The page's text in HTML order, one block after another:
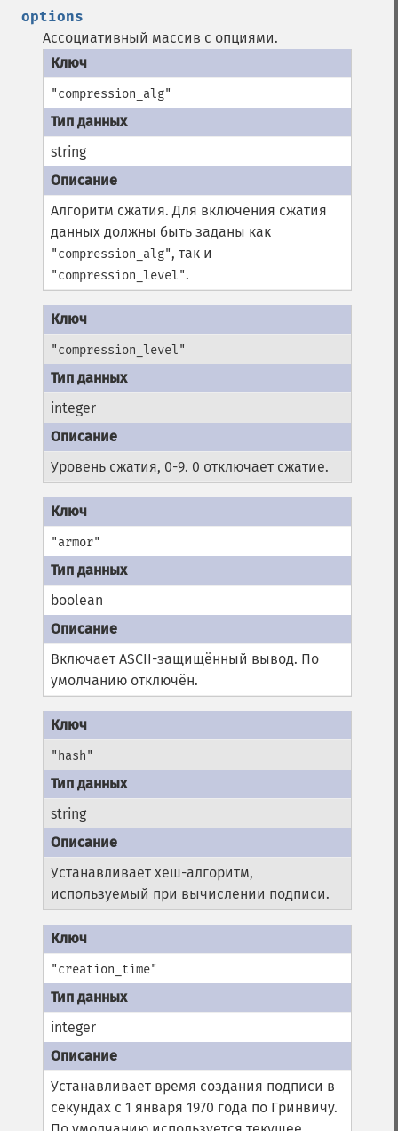
options
Ассоциативный массив с опциями.
"compression_alg"
string
Алгоритм сжатия. Для включения сжатия
данных должны быть заданы как
"compression_alg", так и
"compression_level".
"compression_level"
integer
Уровень сжатия, 0-9. 0 отключает сжатие.
"armor"
boolean
Включает ASCII-защищённый вывод. По
умолчанию отключён.
"hash"
string
Устанавливает хеш-алгоритм,
используемый при вычислении подписи.
"creation_time"
integer
Устанавливает время создания подписи в
секундах с 1 января 1970 года по Гринвичу.